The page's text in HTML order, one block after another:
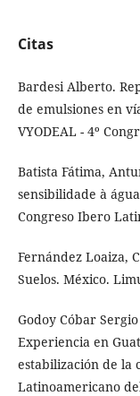
Citas
Bardesi Alberto.
de emulsiones en
VYODEAL - 4º
Batista Fátima,
sensibilidade à
Congreso Ibero
Fernández Loaiza,
Suelos. México.
Godoy Cóbar
Experiencia en
estabilización de la
Latinoamericano